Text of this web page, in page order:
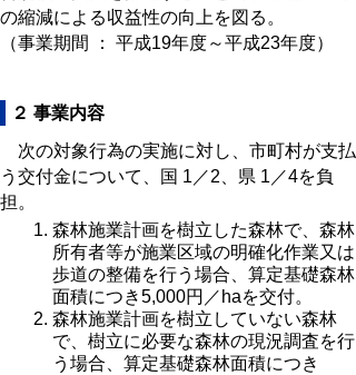
の縮減による収益性の向上を図る。
（事業期間 ： 平成19年度～平成23年度）
２ 事業内容
次の対象行為の実施に対し、市町村が支払
う交付金について、国 1／2、県 1／4を負
担。
森林施業計画を樹立した森林で、森林
所有者等が施業区域の明確化作業又は
歩道の整備を行う場合、算定基礎森林
面積につき5,000円／haを交付。
森林施業計画を樹立していない森林
で、樹立に必要な森林の現況調査を行
う場合、算定基礎森林面積につき